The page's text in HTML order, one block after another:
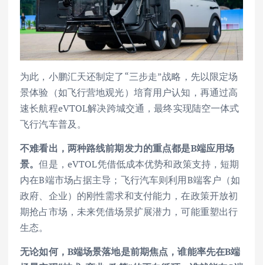
为此，小鹏汇天还制定了“三步走”战略，先以限定场
景体验（如飞行营地观光）培育用户认知，再通过高
速长航程eVTOL解决跨城交通，最终实现陆空一体式
飞行汽车普及。
不难看出，两种路线前期发力的重点都是B端应用场
景。但是，eVTOL凭借低成本优势和政策支持，短期
内在B端市场占据主导；飞行汽车则利用B端客户（如
政府、企业）的刚性需求和支付能力，在政策开放初
期抢占市场，未来凭借场景扩展潜力，可能重塑出行
生态。
无论如何，B端场景落地是前期焦点，谁能率先在B端